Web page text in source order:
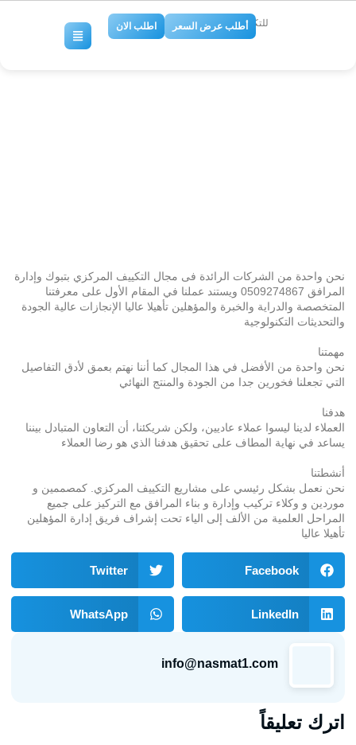
للتكييف والتبريد
أطلب عرض السعر اطلب الان
نحن واحدة من الشركات الرائدة فى مجال التكييف المركزي بتبوك وإدارة
المرافق 0509274867 ويستند عملنا في المقام الأول على معرفتنا
المتخصصة والدراية والخبرة والمؤهلين تأهيلا عاليا الإنجازات عالية الجودة
والتحديثات التكنولوجية
مهمتنا
نحن واحدة من الأفضل في هذا المجال كما أننا نهتم بعمق لأدق التفاصيل
التي تجعلنا فخورين جدا من الجودة والمنتج النهائي
هدفنا
العملاء لدينا ليسوا عملاء عاديين، ولكن شريكئنا، أن التعاون المتبادل بيننا
يساعد في نهاية المطاف على تحقيق هدفنا الذي هو رضا العملاء
أنشطتنا
نحن نعمل بشكل رئيسي على مشاريع التكييف المركزي. كمصممين و
موردين و وكلاء تركيب وإدارة و بناء المرافق مع التركيز على جميع
المراحل العلمية من الألف إلى الياء تحت إشراف فريق إدارة المؤهلين
تأهيلا عاليا
Facebook
Twitter
LinkedIn
WhatsApp
info@nasmat1.com
اترك تعليقاً